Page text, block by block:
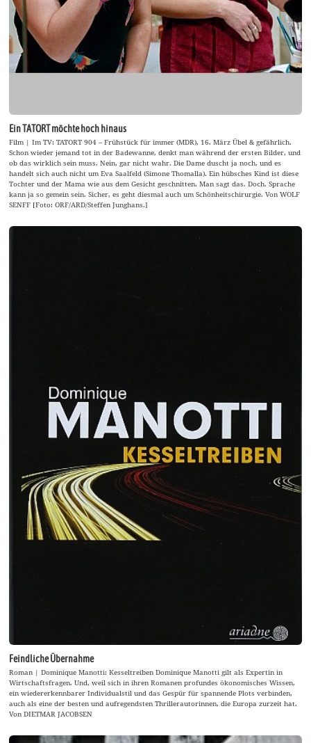
Ein TATORT möchte hoch hinaus
Film | Im TV: TATORT 904 – Frühstück für immer (MDR), 16. März Übel & gefährlich.
Schon wieder jemand tot in der Badewanne, denkt man während der ersten Bilder, und
ob das wirklich sein muss. Nein, gar nicht wahr. Die Dame duscht ja noch, und es
handelt sich auch nicht um Eva Saalfeld (Simone Thomalla). Ein hübsches Kind ist diese
Tochter und der Mama wie aus dem Gesicht geschnitten. Man sagt das. Doch. Sprache
kann ja so gemein sein. Sicher, es geht diesmal auch um Schönheitschirurgie. Von WOLF
SENFF [Foto: ORF/ARD/Steffen Junghans.]
Feindliche Übernahme
Roman | Dominique Manotti: Kesseltreiben Dominique Manotti gilt als Expertin in
Wirtschaftsfragen. Und, weil sich in ihren Romanen profundes ökonomisches Wissen,
ein wiedererkennbarer Individualstil und das Gespür für spannende Plots verbinden,
auch als eine der besten und aufregendsten Thrillerautorinnen, die Europa zurzeit hat.
Von DIETMAR JACOBSEN